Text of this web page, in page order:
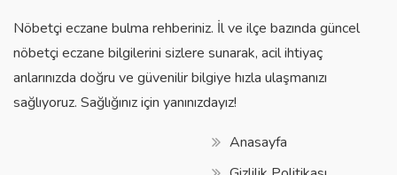
Nöbetçi eczane bulma rehberiniz. İl ve ilçe bazında güncel
nöbetçi eczane bilgilerini sizlere sunarak, acil ihtiyaç
anlarınızda doğru ve güvenilir bilgiye hızla ulaşmanızı
sağlıyoruz. Sağlığınız için yanınızdayız!
Anasayfa